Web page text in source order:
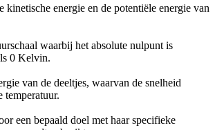
kinetische energie en de potentiële energie van
waarbij het absolute nulpunt is
0 Kelvin.
van de deeltjes, waarvan de snelheid
temperatuur.
een bepaald doel met haar specifieke